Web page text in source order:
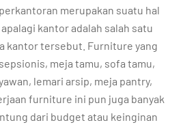
merupakan suatu hal
kantor adalah salah satu
kantor tersebut. Furniture yang
meja tamu, sofa tamu,
lemari arsip, meja pantry,
furniture ini pun juga banyak
dari budget atau keinginan